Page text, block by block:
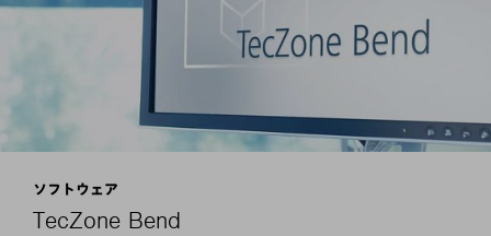
ソフトウェア
TecZone Bend